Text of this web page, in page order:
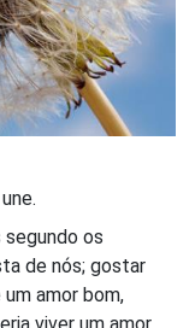
segundo os
de nós; gostar
amor bom,